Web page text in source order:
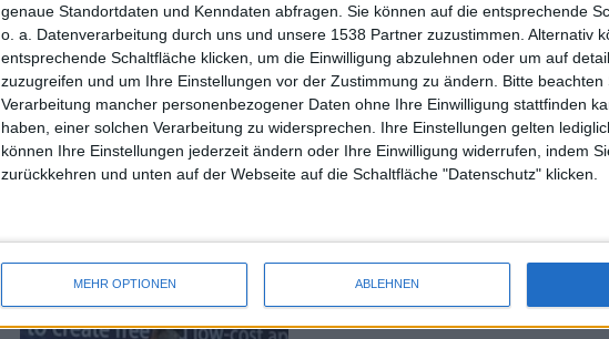
genaue Standortdaten und Kenndaten abfragen. Sie können auf die entsprechende
o. a. Datenverarbeitung durch uns und unsere 1538 Partner zuzustimmen. Alternativ
entsprechende Schaltfläche klicken, um die Einwilligung abzulehnen oder um auf
zuzugreifen und um Ihre Einstellungen vor der Zustimmung zu ändern.
Bitte beachten
Verarbeitung mancher personenbezogener Daten ohne Ihre Einwilligung stattfinden
haben, einer solchen Verarbeitung zu widersprechen. Ihre Einstellungen gelten
können Ihre Einstellungen jederzeit ändern oder Ihre Einwilligung widerrufen, indem
zurückkehren und unten auf der Webseite auf die Schaltfläche "Datenschutz" klicken.
MEHR OPTIONEN ABLEHNEN
iAd vs. Google: Die Konkurrenz
bleibt draußen
09.06.2010
Microsoft Office für iPhone und
iPad offiziell enthüllt
07.11.2012